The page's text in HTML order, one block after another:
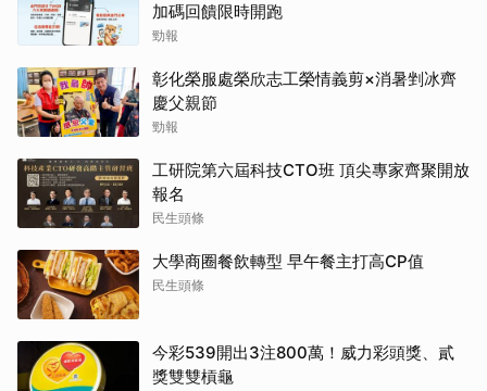
加碼回饋限時開跑
勁報
彰化榮服處榮欣志工榮情義剪×消暑剉冰齊
慶父親節
勁報
工研院第六屆科技CTO班 頂尖專家齊聚開放
報名
民生頭條
大學商圈餐飲轉型 早午餐主打高CP值
民生頭條
今彩539開出3注800萬！威力彩頭獎、貳
獎雙雙槓龜